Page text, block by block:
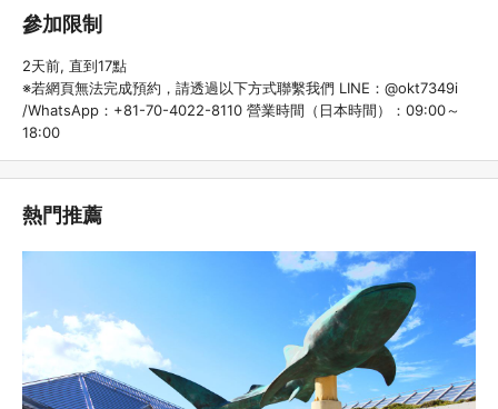
參加限制
2天前, 直到17點
※若網頁無法完成預約，請透過以下方式聯繫我們 LINE：@okt7349i
/WhatsApp：+81-70-4022-8110 營業時間（日本時間）：09:00～
18:00
熱門推薦